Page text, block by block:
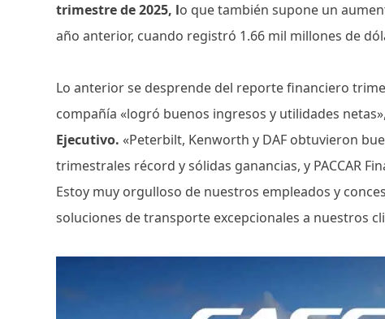
trimestre de 2025, lo que también supone un
año anterior, cuando registró 1.66 mil millones de
Lo anterior se desprende del reporte financiero
compañía «logró buenos ingresos y utilidades
Ejecutivo.«Peterbilt, Kenworth y DAF obtuvieron
trimestrales récord y sólidas ganancias, y PACCAR
Estoy muy orgulloso de nuestros empleados y
soluciones de transporte excepcionales a nuestros